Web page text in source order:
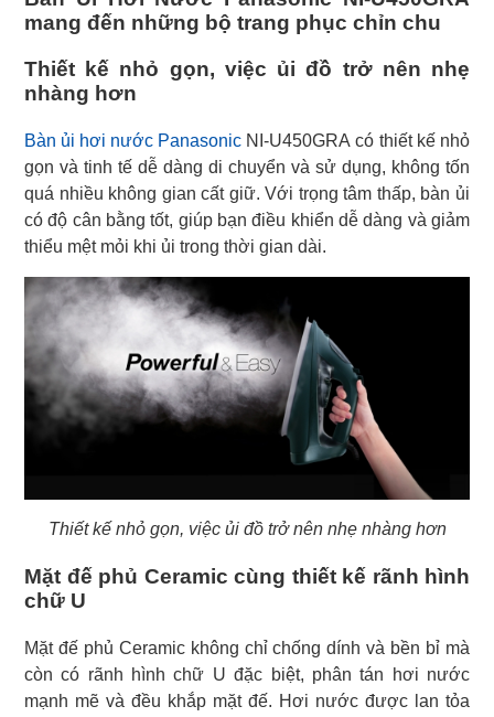
mang đến những bộ trang phục chỉn chu
Thiết kế nhỏ gọn, việc ủi đồ trở nên nhẹ
nhàng hơn
Bàn ủi hơi nước Panasonic NI-U450GRA có thiết kế nhỏ
gọn và tinh tế dễ dàng di chuyển và sử dụng, không tốn
quá nhiều không gian cất giữ. Với trọng tâm thấp, bàn ủi
có độ cân bằng tốt, giúp bạn điều khiển dễ dàng và giảm
thiểu mệt mỏi khi ủi trong thời gian dài.
Thiết kế nhỏ gọn, việc ủi đồ trở nên nhẹ nhàng hơn
Mặt đế phủ Ceramic cùng thiết kế rãnh hình
chữ U
Mặt đế phủ Ceramic không chỉ chống dính và bền bỉ mà
còn có rãnh hình chữ U đặc biệt, phân tán hơi nước
mạnh mẽ và đều khắp mặt đế. Hơi nước được lan tỏa